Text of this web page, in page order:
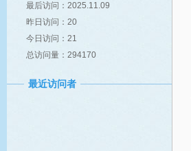
最后访问：2025.11.09
昨日访问：20
今日访问：21
总访问量：294170
最近访问者